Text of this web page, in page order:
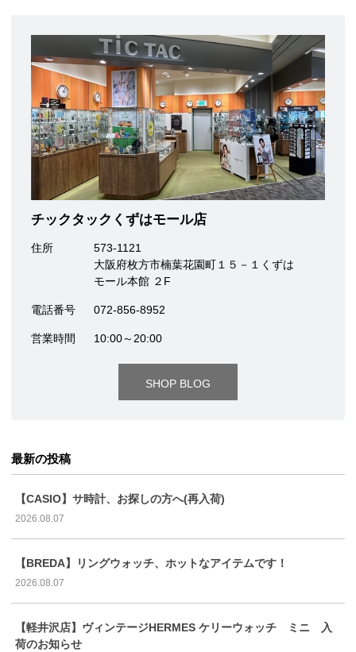
チックタックくずはモール店
住所
573-1121
大阪府枚方市楠葉花園町１５－１くずは
モール本館 ２F
電話番号 072-856-8952
営業時間 10:00～20:00
SHOP BLOG
最新の投稿
【CASIO】サ時計、お探しの方へ(再入荷)
2026.08.07
【BREDA】リングウォッチ、ホットなアイテムです！
2026.08.07
【軽井沢店】ヴィンテージHERMES ケリーウォッチ ミニ 入
荷のお知らせ